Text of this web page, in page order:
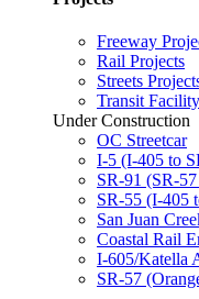
Freeway
Rail Projects
Streets
Transit
Under Construction
OC Streetcar
I-5 (I-405 to
SR-91 (SR-
SR-55 (I-405
San Juan
Coastal Rail
I-605/Katella
SR-57